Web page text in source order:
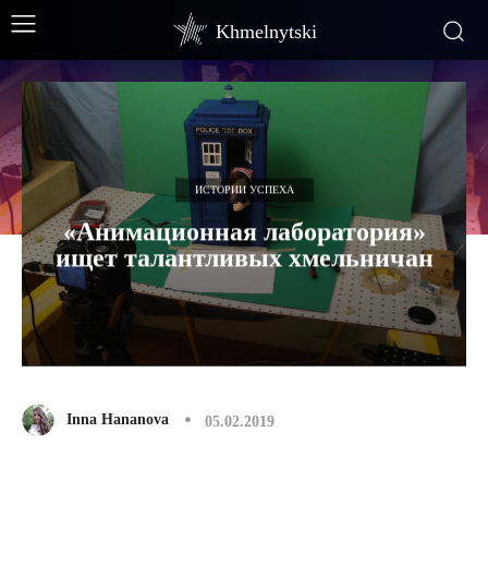
Khmelnytski
ИСТОРИИ УСПЕХА
«Анимационная лаборатория»
ищет талантливых хмельничан
Inna Hananova 05.02.2019